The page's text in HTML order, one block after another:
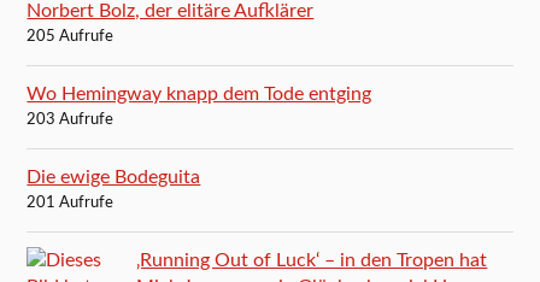
Norbert Bolz, der elitäre Aufklärer
205 Aufrufe
Wo Hemingway knapp dem Tode entging
203 Aufrufe
Die ewige Bodeguita
201 Aufrufe
‚Running Out of Luck‘ – in den Tropen hat